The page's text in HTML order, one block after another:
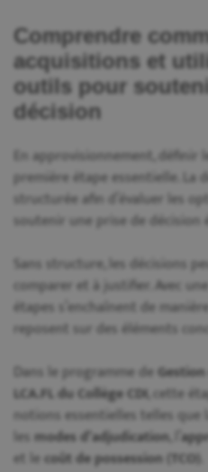
Comprendre
acquisitions et
outils pour
décision
En approvisionnement, définir
première étape essentielle. La
structurée afin d’évaluer les
soutenir une prise de décision
Sans structure, les décisions
comparer et à justifier. Avec
étapes s’enchaînent de
reposent sur des éléments
Dans le programme de Gestion
LCA.FL du Collège CDI, cette
notions essentielles telles que
les modes d’adjudication
et le coût de possession (TCO)